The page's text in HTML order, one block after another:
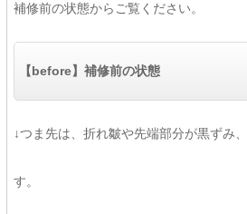
補修前の状態からご覧ください。
【before】補修前の状態
↓つま先は、折れ皺や先端部分が黒ずみ
す。